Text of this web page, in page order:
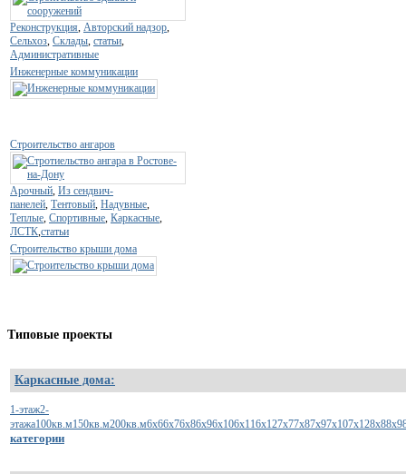
Реконструкция Авторский надзор
Сельхоз Склады статьи
Административные
Инженерные коммуникации
Строительство ангаров
Арочный Из сендвич-
панелей Тентовый Надувные
Теплые Спортивные Каркасные
ЛСТК статьи
Строительство крыши дома
Типовые проекты
Каркасные дома:
1-этаж2-
этажа100кв.м150кв.м200кв.м6х66х76х86х96х106х116х127х77х87х97х107х128х88х9
категории